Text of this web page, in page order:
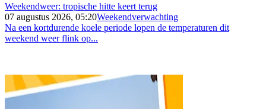
Weekendweer: tropische hitte keert terug
07 augustus 2026, 05:20Weekendverwachting
Na een kortdurende koele periode lopen de temperaturen dit
weekend weer flink op...